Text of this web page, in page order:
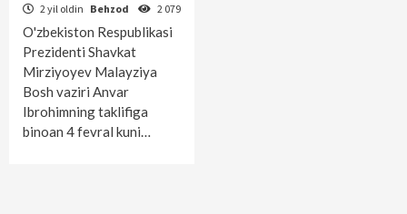
2 yil oldin Behzod 2 079
O'zbekiston Respublikasi
Prezidenti Shavkat
Mirziyoyev Malayziya
Bosh vaziri Anvar
Ibrohimning taklifiga
binoan 4 fevral kuni…